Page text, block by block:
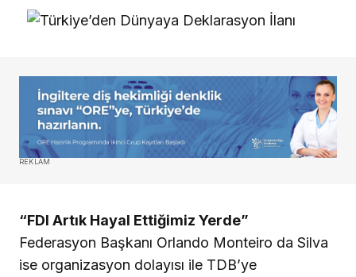
REKLAM
“FDI Artık Hayal Ettiğimiz Yerde”
Federasyon Başkanı Orlando Monteiro da Silva
ise organizasyon dolayısı ile TDB’ye